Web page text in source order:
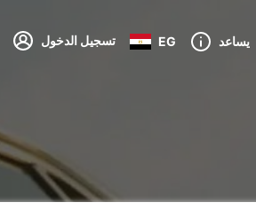
تسجيل الدخول EG يساعد